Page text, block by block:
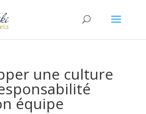
une culture
équipe